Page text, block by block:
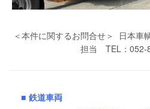
＜本件に関するお問合せ＞ 日本
担当 TEL：052-
■ 鉄道車両